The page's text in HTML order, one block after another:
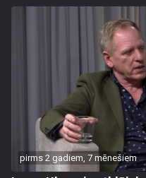
pirms 2 gadiem, 7 mēnešiem